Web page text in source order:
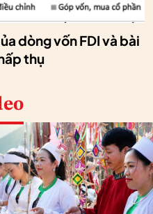
dòng vốn FDI và bài
thụ